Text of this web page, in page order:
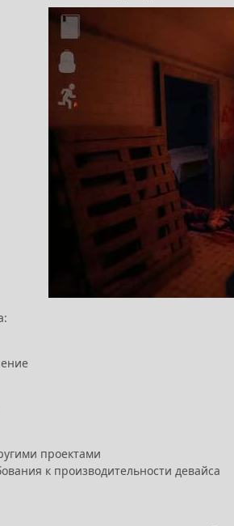
проектами
к производительности девайса